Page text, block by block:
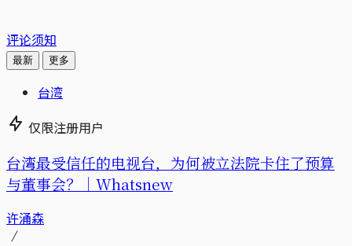
评论须知
最新 更多
台湾
仅限注册用户
台湾最受信任的电视台，为何被立法院卡住了预算
与董事会？｜Whatsnew
许涌森